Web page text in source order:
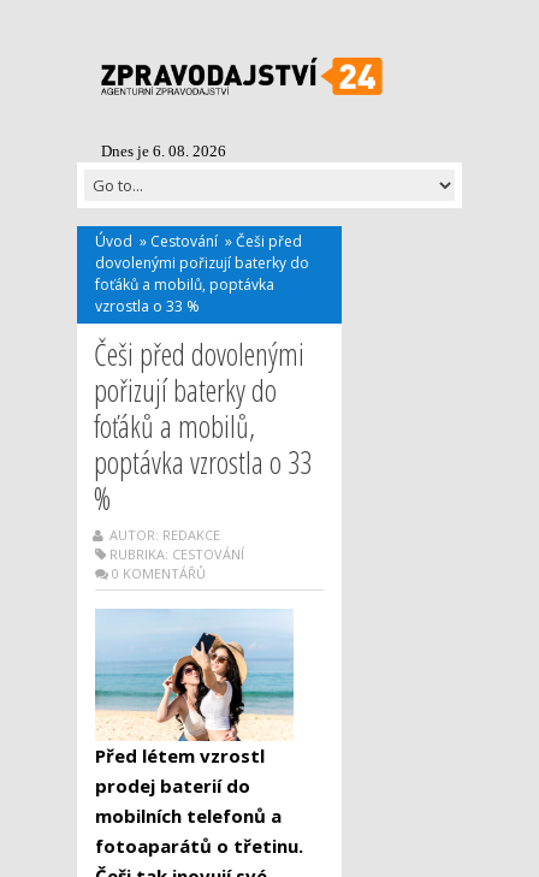
Dnes je 6. 08. 2026
Úvod » Cestování »Češi před
dovolenými pořizují baterky do
foťáků a mobilů, poptávka
vzrostla o 33 %
Češi před dovolenými
pořizují baterky do
foťáků a mobilů,
poptávka vzrostla o 33
%
AUTOR: REDAKCE
RUBRIKA: CESTOVÁNÍ
0 KOMENTÁŘŮ
Před létem vzrostl
prodej baterií do
mobilních telefonů a
fotoaparátů o třetinu.